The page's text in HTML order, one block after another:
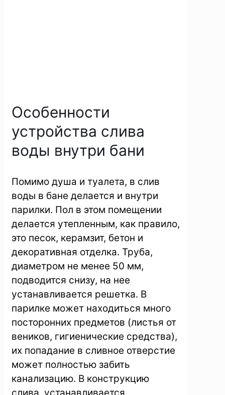
Особенности
устройства слива
воды внутри бани
Помимо душа и туалета, в слив
воды в бане делается и внутри
парилки. Пол в этом помещении
делается утепленным, как правило,
это песок, керамзит, бетон и
декоративная отделка. Труба,
диаметром не менее 50 мм,
подводится снизу, на нее
устанавливается решетка. В
парилке может находиться много
посторонних предметов (листья от
веников, гигиенические средства),
их попадание в сливное отверстие
может полностью забить
канализацию. В конструкцию